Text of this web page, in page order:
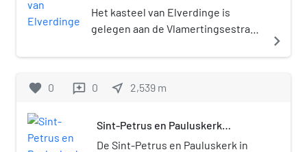
omgeven door een natuurstenen
muur. Het Cross of Sacrifice staat in
Stone of Remembrance staat
liggen 411 doden begraven.
Het kasteel van Elverdinge is
gelegen aan de Vlamertingsestraat
gebouwd in rococo-stijl.
navigate_next
favorite 0 reviews 0 near_me 2,539 m
Sint-Petrus en Pauluskerk
De Sint-Petrus en Pauluskerk in